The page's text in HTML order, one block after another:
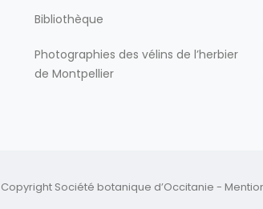
Bibliothèque
Photographies des vélins de l’herbier
de Montpellier
Copyright Société botanique d’Occitanie -